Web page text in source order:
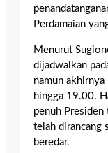
Perdamaian
Menurut
dijadwalkan
namun
hingga 19.00.
penuh Presiden
telah dirancang
beredar.